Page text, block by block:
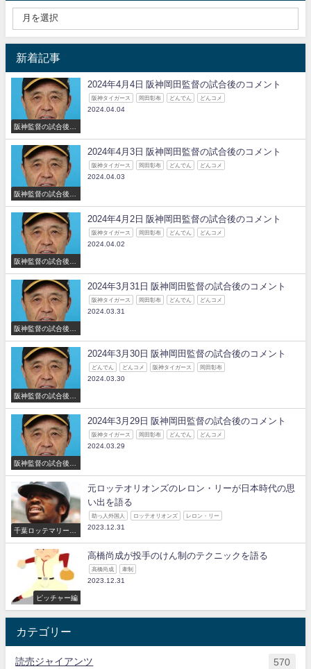
新着記事
阪神監督の試合後の
2024年4月4日 阪神岡田監督の試合後のコメント
阪神タイガース 岡田彰布 どんでん どんコメ
2024.04.04
阪神監督の試合後の
2024年4月3日 阪神岡田監督の試合後のコメント
阪神タイガース 岡田彰布 どんでん どんコメ
2024.04.03
阪神監督の試合後の
2024年4月2日 阪神岡田監督の試合後のコメント
阪神タイガース 岡田彰布 どんでん どんコメ
2024.04.02
阪神監督の試合後の
2024年3月31日 阪神岡田監督の試合後のコメント
阪神タイガース 岡田彰布 どんでん どんコメ
2024.03.31
阪神監督の試合後の
2024年3月30日 阪神岡田監督の試合後のコメント
どんでん どんコメ 阪神タイガース 岡田彰布
2024.03.30
阪神監督の試合後の
2024年3月29日 阪神岡田監督の試合後のコメント
阪神タイガース 岡田彰布 どんでん どんコメ
2024.03.29
千葉ロッテマリーン
元ロッテオリオンズのレロン・リーが日本時代の思
い出を語る
助っ人外国人 ロッテオリオンズ レロン・リー
2023.12.31
ピッチャー編
高橋尚成が投手のけん制のテクニックを語る
高橋尚成 牽制
2023.12.31
カテゴリー
読売ジャイアンツ 570